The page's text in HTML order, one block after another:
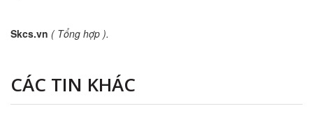
Skcs.vn ( Tổng hợp ).
CÁC TIN KHÁC